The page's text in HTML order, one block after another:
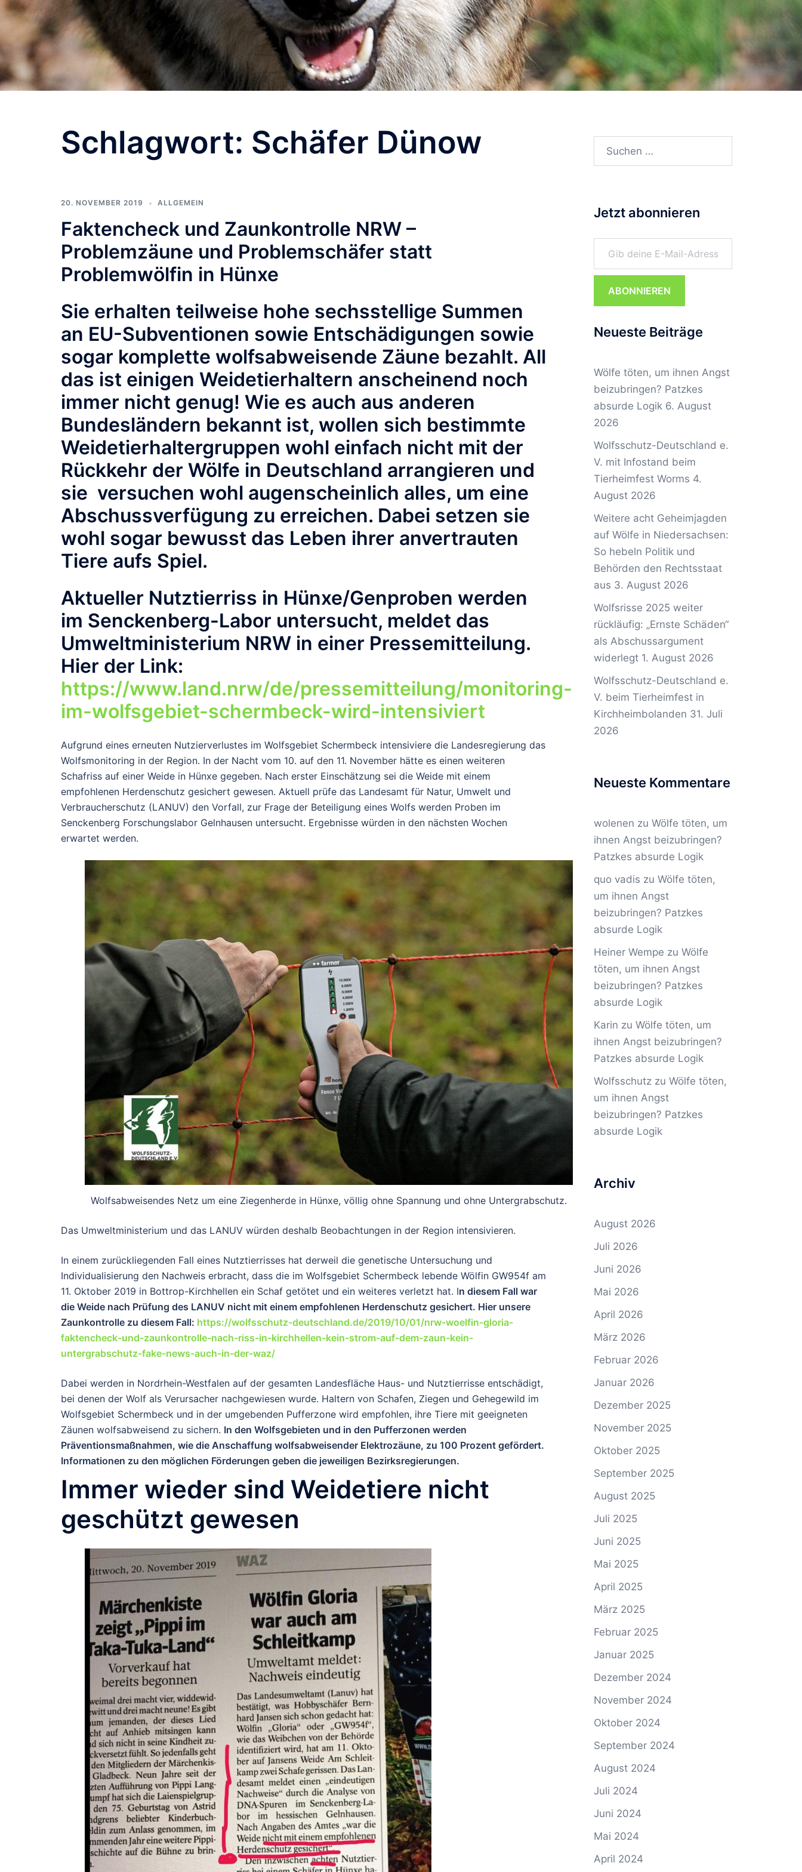
Schlagwort: Schäfer Dünow
20. NOVEMBER 2019 ALLGEMEIN
Faktencheck und Zaunkontrolle NRW –
Problemzäune und Problemschäfer statt
Problemwölfin in Hünxe
Sie erhalten teilweise hohe sechsstellige Summen
an EU-Subventionen sowie Entschädigungen sowie
sogar komplette wolfsabweisende Zäune bezahlt. All
das ist einigen Weidetierhaltern anscheinend noch
immer nicht genug! Wie es auch aus anderen
Bundesländern bekannt ist, wollen sich bestimmte
Weidetierhaltergruppen wohl einfach nicht mit der
Rückkehr der Wölfe in Deutschland arrangieren und
sie versuchen wohl augenscheinlich alles, um eine
Abschussverfügung zu erreichen. Dabei setzen sie
wohl sogar bewusst das Leben ihrer anvertrauten
Tiere aufs Spiel.
Aktueller Nutztierriss in Hünxe/Genproben werden
im Senckenberg-Labor untersucht, meldet das
Umweltministerium NRW in einer Pressemitteilung.
Hier der Link:
https://www.land.nrw/de/pressemitteilung/monitoring-
im-wolfsgebiet-schermbeck-wird-intensiviert
Aufgrund eines erneuten Nutzierverlustes im Wolfsgebiet Schermbeck intensiviere die Landesregierung das
Wolfsmonitoring in der Region. In der Nacht vom 10. auf den 11. November hätte es einen weiteren
Schafriss auf einer Weide in Hünxe gegeben. Nach erster Einschätzung sei die Weide mit einem
empfohlenen Herdenschutz gesichert gewesen. Aktuell prüfe das Landesamt für Natur, Umwelt und
Verbraucherschutz (LANUV) den Vorfall, zur Frage der Beteiligung eines Wolfs werden Proben im
Senckenberg Forschungslabor Gelnhausen untersucht. Ergebnisse würden in den nächsten Wochen
erwartet werden.
Wolfsabweisendes Netz um eine Ziegenherde in Hünxe, völlig ohne Spannung und ohne Untergrabschutz.
Das Umweltministerium und das LANUV würden deshalb Beobachtungen in der Region intensivieren.
In einem zurückliegenden Fall eines Nutztierrisses hat derweil die genetische Untersuchung und
Individualisierung den Nachweis erbracht, dass die im Wolfsgebiet Schermbeck lebende Wölfin GW954f am
11. Oktober 2019 in Bottrop-Kirchhellen ein Schaf getötet und ein weiteres verletzt hat. In diesem Fall war
die Weide nach Prüfung des LANUV nicht mit einem empfohlenen Herdenschutz gesichert. Hier unsere
Zaunkontrolle zu diesem Fall: https://wolfsschutz-deutschland.de/2019/10/01/nrw-woelfin-gloria-
faktencheck-und-zaunkontrolle-nach-riss-in-kirchhellen-kein-strom-auf-dem-zaun-kein-
untergrabschutz-fake-news-auch-in-der-waz/
Dabei werden in Nordrhein-Westfalen auf der gesamten Landesfläche Haus- und Nutztierrisse entschädigt,
bei denen der Wolf als Verursacher nachgewiesen wurde. Haltern von Schafen, Ziegen und Gehegewild im
Wolfsgebiet Schermbeck und in der umgebenden Pufferzone wird empfohlen, ihre Tiere mit geeigneten
Zäunen wolfsabweisend zu sichern. In den Wolfsgebieten und in den Pufferzonen werden
Präventionsmaßnahmen, wie die Anschaffung wolfsabweisender Elektrozäune, zu 100 Prozent gefördert.
Informationen zu den möglichen Förderungen geben die jeweiligen Bezirksregierungen.
Immer wieder sind Weidetiere nicht
geschützt gewesen
Suchen
Jetzt abonnieren
Gib deine E-Mail-Adresse ein ...
ABONNIEREN
Neueste Beiträge
Wölfe töten, um ihnen Angst
beizubringen? Patzkes
absurde Logik 6. August
2026
Wolfsschutz-Deutschland e.
V. mit Infostand beim
Tierheimfest Worms 4.
August 2026
Weitere acht Geheimjagden
auf Wölfe in Niedersachsen:
So hebeln Politik und
Behörden den Rechtsstaat
aus 3. August 2026
Wolfsrisse 2025 weiter
rückläufig: „Ernste Schäden“
als Abschussargument
widerlegt 1. August 2026
Wolfsschutz-Deutschland e.
V. beim Tierheimfest in
Kirchheimbolanden 31. Juli
2026
Neueste Kommentare
wolenen zu Wölfe töten, um
ihnen Angst beizubringen?
Patzkes absurde Logik
quo vadis zu Wölfe töten,
um ihnen Angst
beizubringen? Patzkes
absurde Logik
Heiner Wempe zu Wölfe
töten, um ihnen Angst
beizubringen? Patzkes
absurde Logik
Karin zu Wölfe töten, um
ihnen Angst beizubringen?
Patzkes absurde Logik
Wolfsschutzzu Wölfe töten,
um ihnen Angst
beizubringen? Patzkes
absurde Logik
Archiv
August 2026
Juli 2026
Juni 2026
Mai 2026
April 2026
März 2026
Februar 2026
Januar 2026
Dezember 2025
November 2025
Oktober 2025
September 2025
August 2025
Juli 2025
Juni 2025
Mai 2025
April 2025
März 2025
Februar 2025
Januar 2025
Dezember 2024
November 2024
Oktober 2024
September 2024
August 2024
Juli 2024
Juni 2024
Mai 2024
April 2024